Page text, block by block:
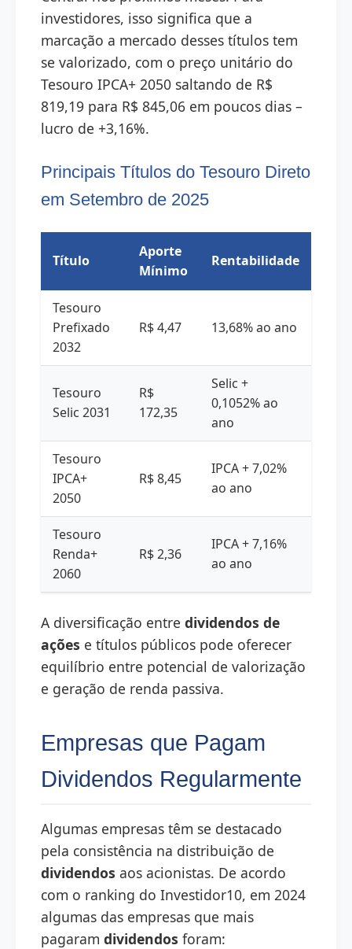
investidores, isso significa que a
marcação a mercado desses títulos tem
se valorizado, com o preço unitário do
Tesouro IPCA+ 2050 saltando de R$
819,19 para R$ 845,06 em poucos dias –
lucro de +3,16%.
Principais Títulos do Tesouro Direto
em Setembro de 2025
Título
Aporte
Mínimo
Rentabilidade
Tesouro
Prefixado
2032
R$ 4,47 13,68% ao ano
Tesouro
Selic 2031
R$
172,35
Selic +
0,1052% ao
ano
Tesouro
IPCA+
2050
R$ 8,45
IPCA + 7,02%
ao ano
Tesouro
Renda+
2060
R$ 2,36
IPCA + 7,16%
ao ano
A diversificação entre dividendos de
ações e títulos públicos pode oferecer
equilíbrio entre potencial de valorização
e geração de renda passiva.
Empresas que Pagam
Dividendos Regularmente
Algumas empresas têm se destacado
pela consistência na distribuição de
dividendos aos acionistas. De acordo
com o ranking do Investidor10, em 2024
algumas das empresas que mais
pagaram dividendos foram: